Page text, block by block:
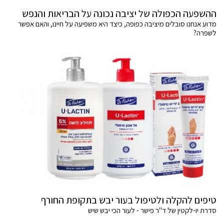
ההשפעה הכפולה של יציבה נכונה על הבריאות והנפש
מדוע אנחנו סובלים מיציבה כפופה, כיצד היא משפיעה על חיינו, והאם אפשר
לשפרה?
טיפים להקלה ולטיפול בעור יבש בתקופת החורף
סדרת יו-לקטין של ד"ר פישר - לעור הכי יבש שיש